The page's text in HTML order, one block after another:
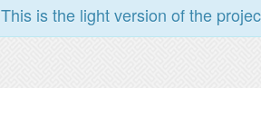
This is the light version of the